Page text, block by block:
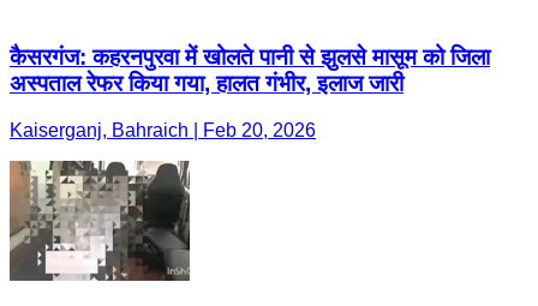
कैसरगंज: कहरनपुरवा में खोलते पानी से झुलसे मासूम को जिला
अस्पताल रेफर किया गया, हालत गंभीर, इलाज जारी
Kaiserganj, Bahraich | Feb 20, 2026